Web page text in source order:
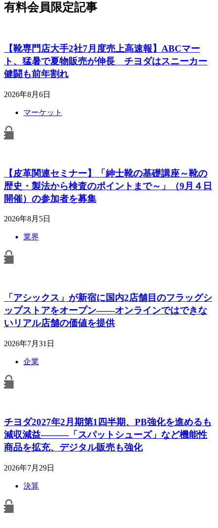
有料会員限定記事
【靴専門店大手2社7月度売上高速報】ABCマー
ト、猛暑で夏物販売が伸長 チヨダはスニーカー
健闘も前年割れ
2026年8月6日
マーケット
【皮革関連セミナー】「紳士靴の基礎講座～靴の
歴史・製法から検査のポイントまで～」（9月４日
開催）の参加者を募集
2026年8月5日
業界
「アシックス」が新宿に国内2店舗目のフラッグシ
ップストアをオープン――オンラインではできな
いリアル店舗の価値を提供
2026年7月31日
企業
チヨダ2027年2月期第1四半期、PB強化を進めるも
減収減益―――「スパットシューズ」など機能性
商品を拡充、デジタル販売も強化
2026年7月29日
決算